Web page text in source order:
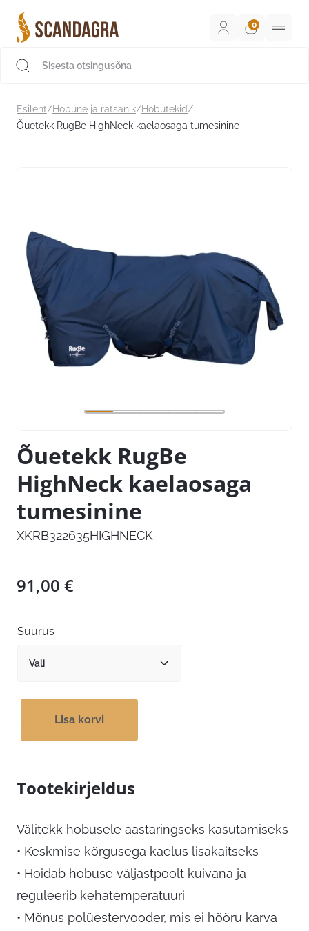
sisu
juurde
Esileht/Hobune ja ratsanik/Hobutekid/
Õuetekk RugBe HighNeck kaelaosaga tumesinine
Õuetekk RugBe
HighNeck kaelaosaga
tumesinine
XKRB322635HIGHNECK
91,00 €
Suurus
Lisa korvi
Tootekirjeldus
Välitekk hobusele aastaringseks kasutamiseks
• Keskmise kõrgusega kaelus lisakaitseks
• Hoidab hobuse väljastpoolt kuivana ja
reguleerib kehatemperatuuri
• Mõnus polüestervooder, mis ei hõõru karva